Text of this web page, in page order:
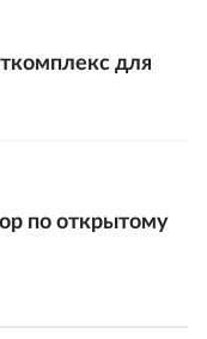
для
по открытому